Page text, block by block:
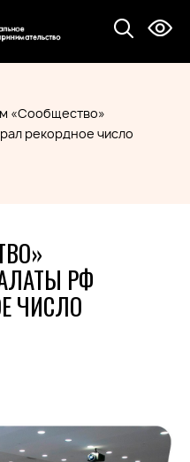
«Сообщество»
рекордное число
РФ
ЧИСЛО